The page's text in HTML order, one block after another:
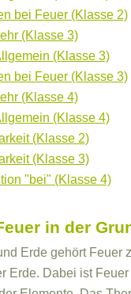
bei Feuer (Klasse 2)
(Klasse 3)
(Klasse 3)
bei Feuer (Klasse 3)
(Klasse 4)
(Klasse 4)
(Klasse 2)
(Klasse 3)
"bei" (Klasse 4)
in der
Erde gehört Feuer
Erde. Dabei ist